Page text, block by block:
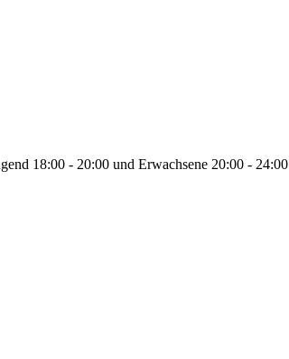
18:00 - 20:00 und Erwachsene 20:00 - 24:00